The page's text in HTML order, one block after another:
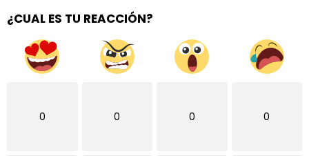
¿CUAL ES TU REACCIÓN?
0 0 0 0